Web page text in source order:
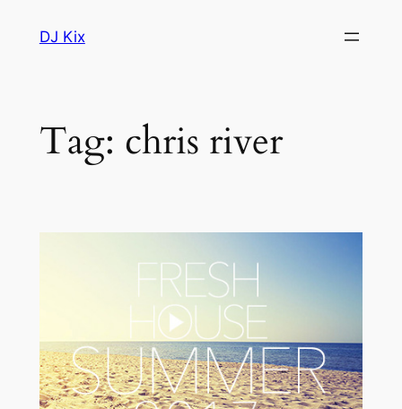
DJ Kix
Tag: chris river